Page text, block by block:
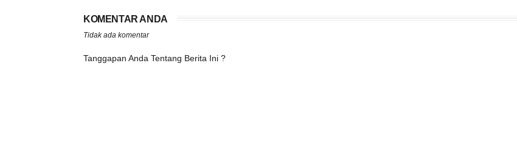
KOMENTAR ANDA
Tidak ada komentar
Tanggapan Anda Tentang Berita Ini ?